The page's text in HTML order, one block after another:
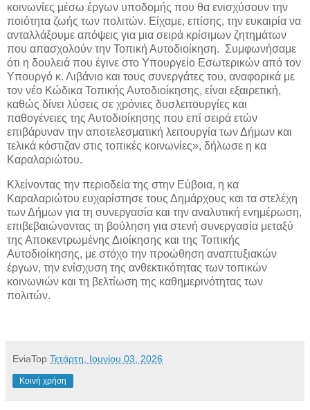
κοινωνίες μέσω έργων υποδομής που θα ενισχύσουν την
ποιότητα ζωής των πολιτών. Είχαμε, επίσης, την ευκαιρία να
ανταλλάξουμε απόψεις για μια σειρά κρίσιμων ζητημάτων
που απασχολούν την Τοπική Αυτοδιοίκηση. Συμφωνήσαμε
ότι η δουλειά που έγινε στο Υπουργείο Εσωτερικών από τον
Υπουργό κ. Λιβάνιο και τους συνεργάτες του, αναφορικά με
τον νέο Κώδικα Τοπικής Αυτοδιοίκησης, είναι εξαιρετική,
καθώς δίνει λύσεις σε χρόνιες δυσλειτουργίες και
παθογένειες της Αυτοδιοίκησης που επί σειρά ετών
επιβάρυναν την αποτελεσματική λειτουργία των Δήμων και
τελικά κόστιζαν στις τοπικές κοινωνίες», δήλωσε η κα
Καραλαριώτου.
Κλείνοντας την περιοδεία της στην Εύβοια, η κα
Καραλαριώτου ευχαρίστησε τους Δημάρχους και τα στελέχη
των Δήμων για τη συνεργασία και την αναλυτική ενημέρωση,
επιβεβαιώνοντας τη βούληση για στενή συνεργασία μεταξύ
της Αποκεντρωμένης Διοίκησης και της Τοπικής
Αυτοδιοίκησης, με στόχο την προώθηση αναπτυξιακών
έργων, την ενίσχυση της ανθεκτικότητας των τοπικών
κοινωνιών και τη βελτίωση της καθημερινότητας των
πολιτών.
EviaTop Τετάρτη, Ιουνίου 03, 2026
Κοινή χρήση